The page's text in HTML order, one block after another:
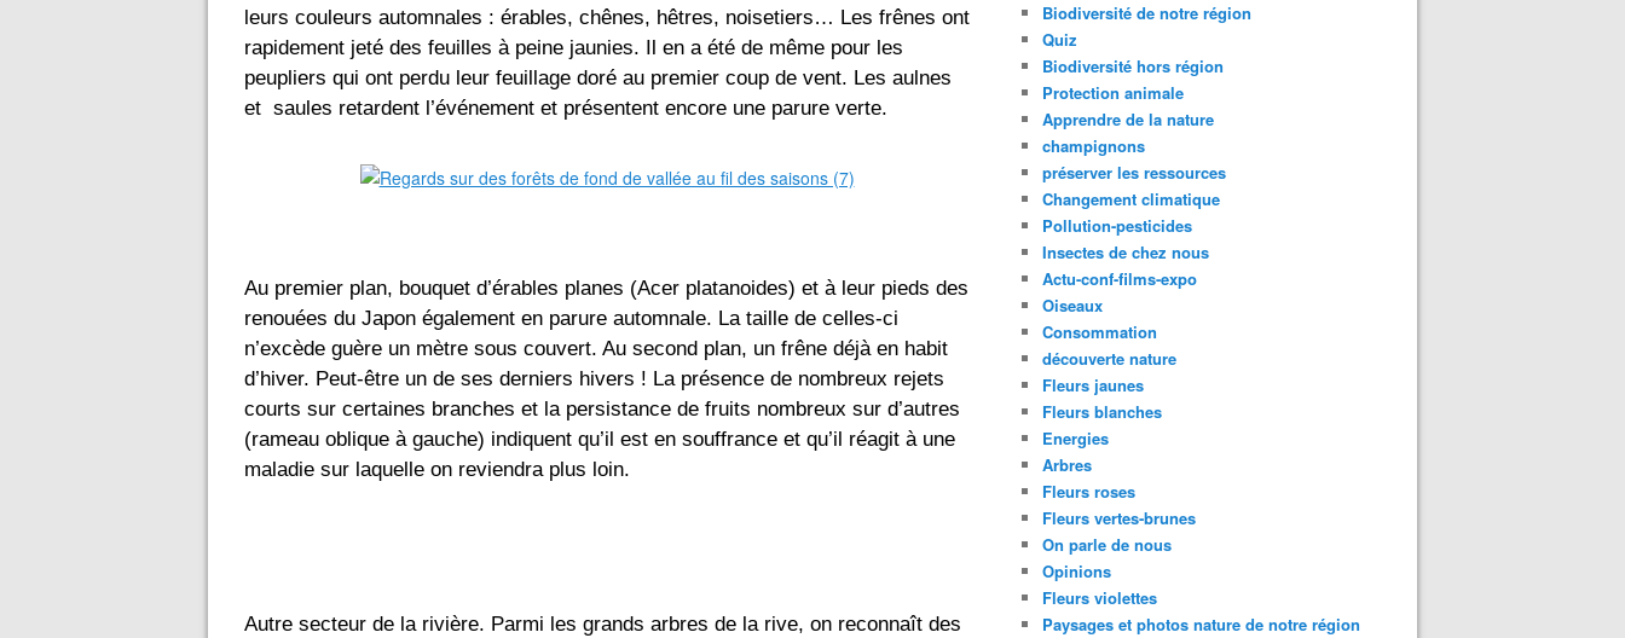
leurs couleurs automnales : érables, chênes, hêtres, noisetiers… Les frênes ont
rapidement jeté des feuilles à peine jaunies. Il en a été de même pour les
peupliers qui ont perdu leur feuillage doré au premier coup de vent. Les aulnes
et  saules retardent l’événement et présentent encore une parure verte.
Au premier plan, bouquet d’érables planes (Acer platanoides) et à leur pieds des
renouées du Japon également en parure automnale. La taille de celles-ci
n’excède guère un mètre sous couvert. Au second plan, un frêne déjà en habit
d’hiver. Peut-être un de ses derniers hivers ! La présence de nombreux rejets
courts sur certaines branches et la persistance de fruits nombreux sur d’autres
(rameau oblique à gauche) indiquent qu’il est en souffrance et qu’il réagit à une
maladie sur laquelle on reviendra plus loin.
Autre secteur de la rivière. Parmi les grands arbres de la rive, on reconnaît des
Biodiversité de notre région
Quiz
Biodiversité hors région
Protection animale
Apprendre de la nature
champignons
préserver les ressources
Changement climatique
Pollution-pesticides
Insectes de chez nous
Actu-conf-films-expo
Oiseaux
Consommation
découverte nature
Fleurs jaunes
Fleurs blanches
Energies
Arbres
Fleurs roses
Fleurs vertes-brunes
On parle de nous
Opinions
Fleurs violettes
Paysages et photos nature de notre région